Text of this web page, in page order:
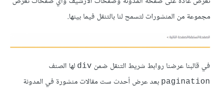
مجموعة من المنشورات لتسمح لنا بالتنقل فيما بينها.
في قالبنا عرضنا روابط شريط التنقل ضمن div لها الصنف
pagination بعد عرض أحدث ست مقالات منشورة في المدونة